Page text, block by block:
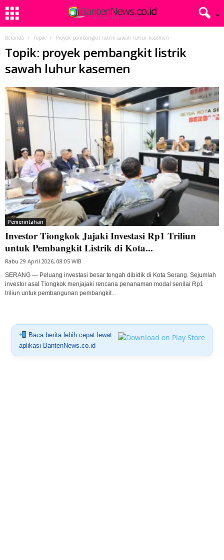
Beranda Topik Proyek pembangkit listrik sawah luhur kasemen
Topik: proyek pembangkit listrik
sawah luhur kasemen
Pemerintahan
Investor Tiongkok Jajaki Investasi Rp1 Triliun
untuk Pembangkit Listrik di Kota...
Rabu 29 April 2026, 08:05 WIB
SERANG — Peluang investasi besar tengah dibidik di Kota Serang. Sejumlah
investor asal Tiongkok menjajaki rencana penanaman modal senilai Rp1
triliun untuk pembangunan pembangkit...
Baca berita lebih cepat lewat
aplikasi BantenNews.co.id